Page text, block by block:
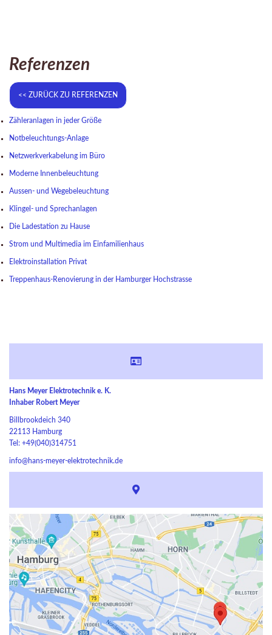
Referenzen
Zähleranlagen in jeder Größe
Notbeleuchtungs-Anlage
Netzwerkverkabelung im Büro
Moderne Innenbeleuchtung
Aussen- und Wegebeleuchtung
Klingel- und Sprechanlagen
Die Ladestation zu Hause
Strom und Multimedia im Einfamilienhaus
Elektroinstallation Privat
Treppenhaus-Renovierung in der Hamburger Hochstrasse
Hans Meyer Elektrotechnik e. K.
Inhaber Robert Meyer
Billbrookdeich 340
22113 Hamburg
Tel: +49(040)314751
info@hans-meyer-elektrotechnik.de